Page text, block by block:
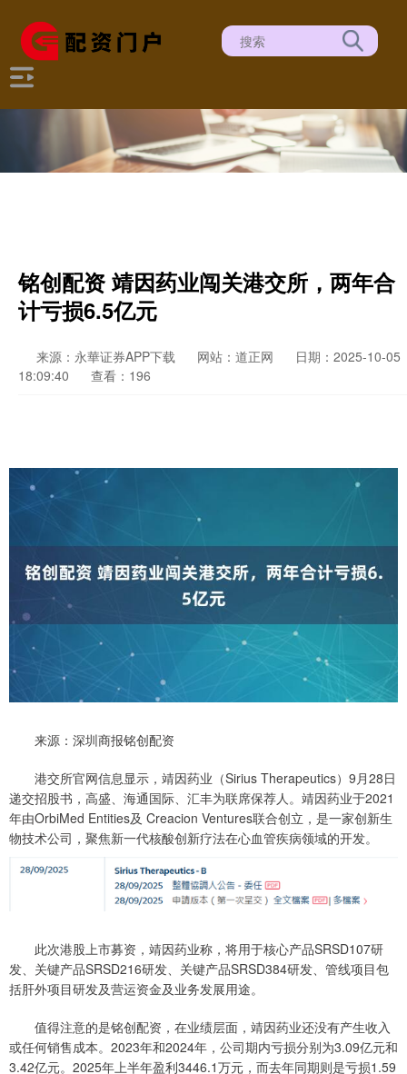
铭创配资 靖因药业闯关港交所，两年合
计亏损6.5亿元
来源：永華证券APP下载 网站：道正网
日期：2025-10-05
18:09:40
查看：196
来源：深圳商报铭创配资
港交所官网信息显示，靖因药业（Sirius Therapeutics）9月28日
递交招股书，高盛、海通国际、汇丰为联席保荐人。靖因药业于2021
年由OrbiMed Entities及 Creacion Ventures联合创立，是一家创新生
物技术公司，聚焦新一代核酸创新疗法在心血管疾病领域的开发。
此次港股上市募资，靖因药业称，将用于核心产品SRSD107研
发、关键产品SRSD216研发、关键产品SRSD384研发、管线项目包
括肝外项目研发及营运资金及业务发展用途。
值得注意的是铭创配资，在业绩层面，靖因药业还没有产生收入
或任何销售成本。2023年和2024年，公司期内亏损分别为3.09亿元和
3.42亿元。2025年上半年盈利3446.1万元，而去年同期则是亏损1.59